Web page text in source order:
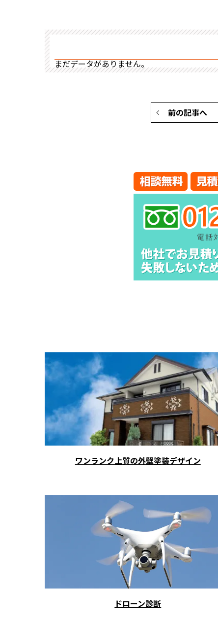
まだデータがありません。
前の記事へ
ワンランク上質の外壁塗装デザイン
ドローン診断